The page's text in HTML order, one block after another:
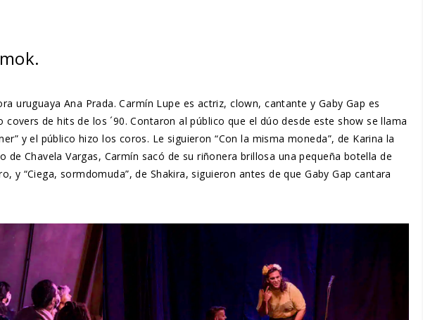
uruguaya Ana Prada. Carmín Lupe es actriz, clown, cantante y Gaby Gap es
covers de hits de los ´90. Contaron al público que el dúo desde este show se llama
y el público hizo los coros. Le siguieron “Con la misma moneda”, de Karina la
Chavela Vargas, Carmín sacó de su riñonera brillosa una pequeña botella de
“Ciega, sormdomuda”, de Shakira, siguieron antes de que Gaby Gap cantara